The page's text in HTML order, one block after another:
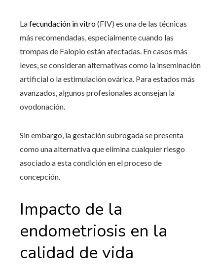
Lafecundación in vitro(FIV) es una de las técnicas
más recomendadas, especialmente cuando las
trompas de Falopio están afectadas. En casos más
leves, se consideran alternativas como la inseminación
artificial o la estimulación ovárica. Para estados más
avanzados, algunos profesionales aconsejan la
ovodonación.
Sin embargo, la gestación subrogada se presenta
como una alternativa que elimina cualquier riesgo
asociado a esta condición en el proceso de
concepción.
Impacto de la
endometriosis en la
calidad de vida